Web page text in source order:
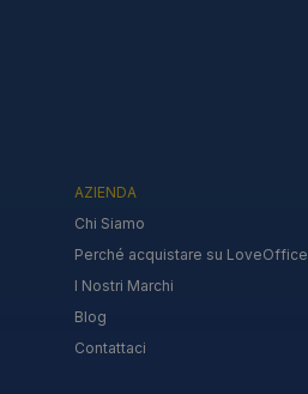
AZIENDA
Chi Siamo
Perché acquistare su LoveOffice
I Nostri Marchi
Blog
Contattaci